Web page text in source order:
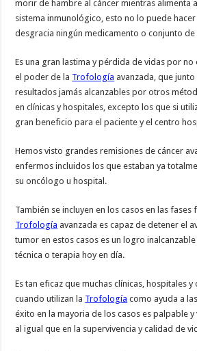
morir de hambre al cáncer mientras alimenta
sistema inmunológico, esto no lo puede
desgracia ningún medicamento o conjunto de
Es una gran lastima y pérdida de vidas por
el poder de la Trofología avanzada, que
resultados jamás alcanzables por otros
en clínicas y hospitales, excepto los que si
gran beneficio para el paciente y el centro
Hemos visto grandes remisiones de cáncer
enfermos incluidos los que estaban ya
su oncólogo u hospital.
También se incluyen en los casos en las fases
Trofología avanzada es capaz de detener el
tumor en estos casos es un logro
técnica o terapia hoy en día.
Es tan eficaz que muchas clínicas, hospitales
cuando utilizan la Trofología como ayuda a
éxito en la mayoria de los casos es palpable
al igual que en la supervivencia y calidad de